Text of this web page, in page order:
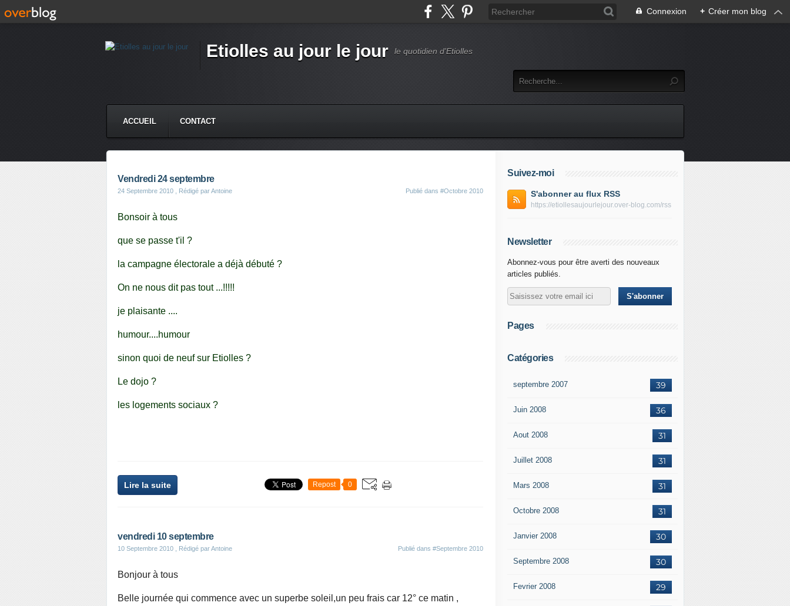
Connexion + Créer mon blog
Etiolles au jour le jour le quotidien d'Etiolles
ACCUEIL CONTACT
Vendredi 24 septembre
24 Septembre 2010 , Rédigé par Antoine Publié dans #Octobre 2010
Bonsoir à tous
que se passe t'il ?
la campagne électorale a déjà débuté ?
On ne nous dit pas tout ...!!!!!
je plaisante ....
humour....humour
sinon quoi de neuf sur Etiolles ?
Le dojo ?
les logements sociaux ?
Lire la suite Repost 0
vendredi 10 septembre
10 Septembre 2010 , Rédigé par Antoine Publié dans #Septembre 2010
Bonjour à tous
Belle journée qui commence avec un superbe soleil,un peu frais car 12° ce matin ,
Suivez-moi
S'abonner au flux RSS
https://etiollesaujourlejour.over-blog.com/rss
Newsletter
Abonnez-vous pour être averti des nouveaux
articles publiés.
Pages
Catégories
39
septembre 2007
36
Juin 2008
31
Aout 2008
31
Juillet 2008
31
Mars 2008
31
Octobre 2008
30
Janvier 2008
30
Septembre 2008
29
Fevrier 2008